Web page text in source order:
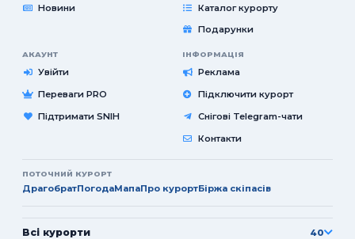
Новини
Каталог курорту
Подарунки
АКАУНТ
Увійти
Переваги PRO
Підтримати SNIH
ІНФОРМАЦІЯ
Реклама
Підключити курорт
Снігові Telegram-чати
Контакти
ПОТОЧНИЙ КУРОРТ
ДрагобратПогодаМапаПро курортБіржа скіпасів
Всі курорти 40